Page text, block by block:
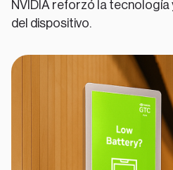
NVIDIA reforzó la tecnología
del dispositivo.